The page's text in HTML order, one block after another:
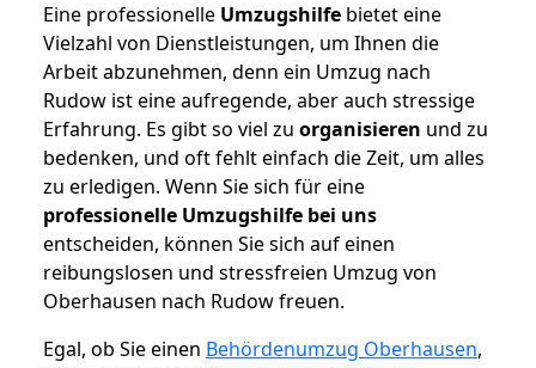
Eine professionelle Umzugshilfe bietet eine
Vielzahl von Dienstleistungen, um Ihnen die
Arbeit abzunehmen, denn ein Umzug nach
Rudow ist eine aufregende, aber auch stressige
Erfahrung. Es gibt so viel zu organisieren und zu
bedenken, und oft fehlt einfach die Zeit, um alles
zu erledigen. Wenn Sie sich für eine
professionelle Umzugshilfe bei uns
entscheiden, können Sie sich auf einen
reibungslosen und stressfreien Umzug von
Oberhausen nach Rudow freuen.
Egal, ob Sie einen Behördenumzug Oberhausen,